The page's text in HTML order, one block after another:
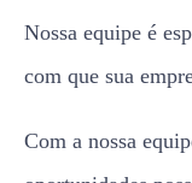
oportunidades
potenciais clientes
cedo.